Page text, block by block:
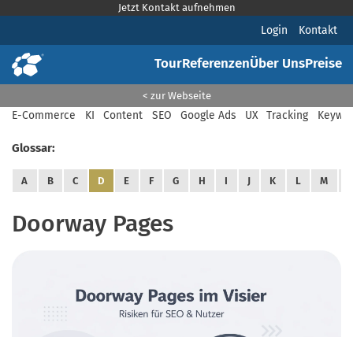
Jetzt Kontakt aufnehmen
Login Kontakt
TourReferenzenÜber UnsPreise
< zur Webseite
E-Commerce KI Content SEO Google Ads UX Tracking
Glossar:
A B C D E F G H I J K L M
Doorway Pages